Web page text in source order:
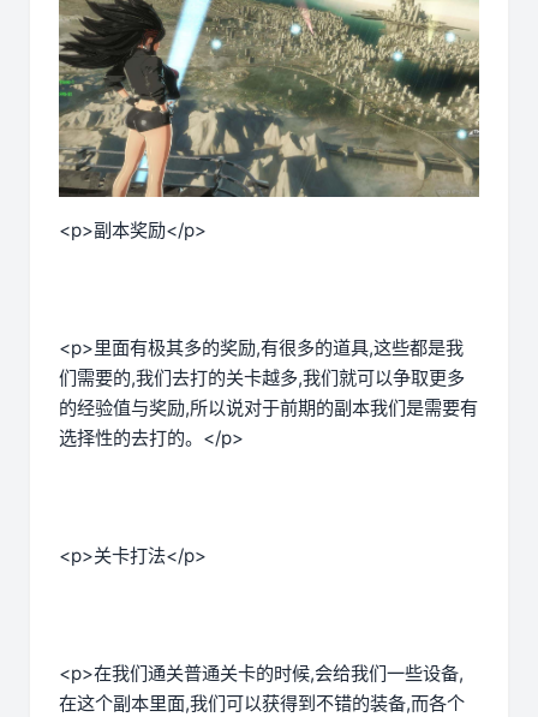
<p>副本奖励</p>
<p>里面有极其多的奖励,有很多的道具,这些都是我
们需要的,我们去打的关卡越多,我们就可以争取更多
的经验值与奖励,所以说对于前期的副本我们是需要有
选择性的去打的。</p>
<p>关卡打法</p>
<p>在我们通关普通关卡的时候,会给我们一些设备,
在这个副本里面,我们可以获得到不错的装备,而各个